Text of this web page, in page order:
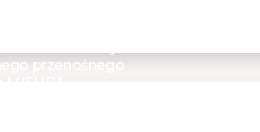
przenośnego